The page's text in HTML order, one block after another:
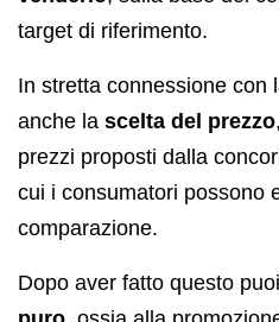
target di riferimento.
In stretta connessione con
anche la scelta del prezzo
prezzi proposti dalla
cui i consumatori possono
comparazione.
Dopo aver fatto questo